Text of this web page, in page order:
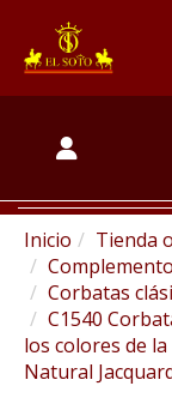
Inicio
Tienda
Corbatas
C1540
los colores de la
Natural